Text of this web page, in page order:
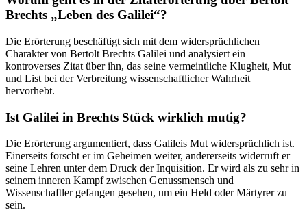
Brechts „Leben des Galilei“?
Die Erörterung beschäftigt sich mit dem widersprüchlichen
Charakter von Bertolt Brechts Galilei und analysiert ein
kontroverses Zitat über ihn, das seine vermeintliche Klugheit, Mut
und List bei der Verbreitung wissenschaftlicher Wahrheit
hervorhebt.
Ist Galilei in Brechts Stück wirklich mutig?
Die Erörterung argumentiert, dass Galileis Mut widersprüchlich ist.
Einerseits forscht er im Geheimen weiter, andererseits widerruft er
seine Lehren unter dem Druck der Inquisition. Er wird als zu sehr in
seinem inneren Kampf zwischen Genussmensch und
Wissenschaftler gefangen gesehen, um ein Held oder Märtyrer zu
sein.